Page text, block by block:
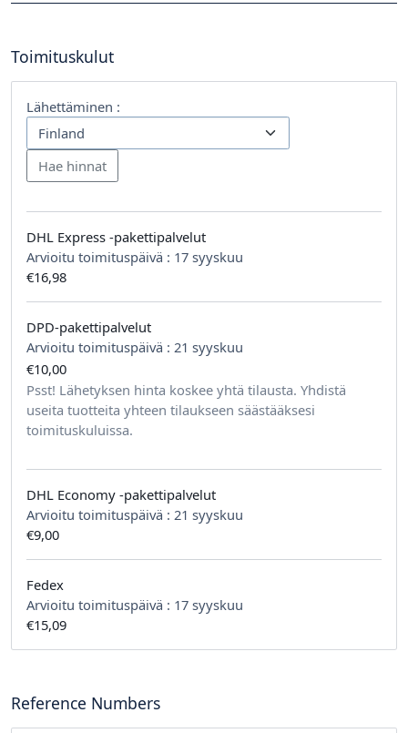
Toimituskulut
Lähettäminen :
DHL Express -pakettipalvelut
Arvioitu toimituspäivä : 17 syyskuu
€16,98
DPD-pakettipalvelut
Arvioitu toimituspäivä : 21 syyskuu
€10,00
Psst! Lähetyksen hinta koskee yhtä tilausta. Yhdistä
useita tuotteita yhteen tilaukseen säästääksesi
toimituskuluissa.
DHL Economy -pakettipalvelut
Arvioitu toimituspäivä : 21 syyskuu
€9,00
Fedex
Arvioitu toimituspäivä : 17 syyskuu
€15,09
Reference Numbers